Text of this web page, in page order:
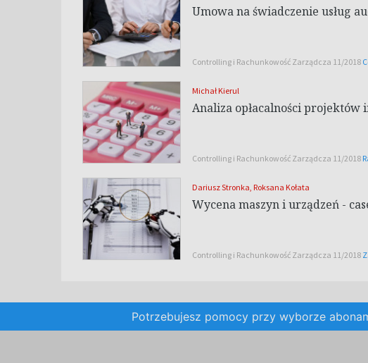
Umowa na świadczenie usług
Controlling i Rachunkowość Zarządcza 11/2018
Michał Kierul
Analiza opłacalności projektów
Controlling i Rachunkowość Zarządcza 11/2018
Dariusz Stronka, Roksana Kołata
Wycena maszyn i urządzeń -
Controlling i Rachunkowość Zarządcza 11/2018
Potrzebujesz pomocy przy wyborze